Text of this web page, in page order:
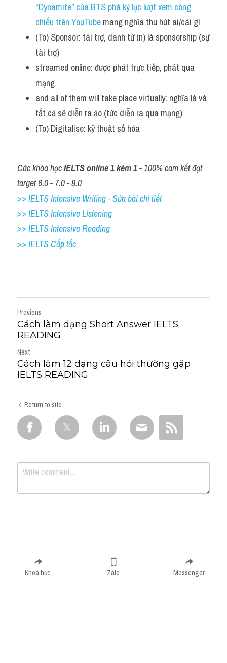
“Dynamite” của BTS phá kỷ lục lượt xem công
chiếu trên YouTube mang nghĩa thu hút ai/cái gì
(To) Sponsor: tài trợ, danh từ (n) là sponsorship (sự
tài trợ)
streamed online: được phát trực tiếp, phát qua
mạng
and all of them will take place virtually: nghĩa là và
tất cả sẽ diễn ra ảo (tức diễn ra qua mạng)
(To) Digitalise: kỹ thuật số hóa
Các khóa học IELTS online 1 kèm 1 - 100% cam kết đạt
target 6.0 - 7.0 - 8.0
>> IELTS Intensive Writing - Sửa bài chi tiết
>> IELTS Intensive Listening
>> IELTS Intensive Reading
>> IELTS Cấp tốc
Previous
Cách làm dạng Short Answer IELTS
READING
Next
Cách làm 12 dạng câu hỏi thường gặp
IELTS READING
Return to site
Submit
Khoá học Zalo Messenger